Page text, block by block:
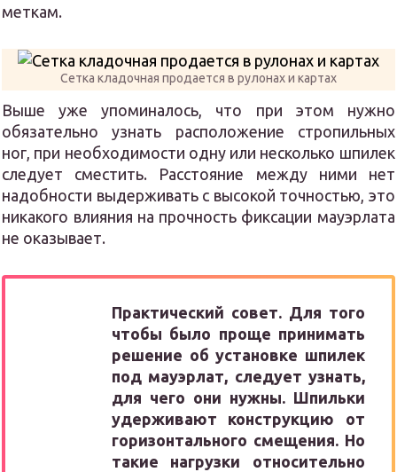
меткам.
Сетка кладочная продается в рулонах и картах
Выше уже упоминалось, что при этом нужно
обязательно узнать расположение стропильных
ног, при необходимости одну или несколько шпилек
следует сместить. Расстояние между ними нет
надобности выдерживать с высокой точностью, это
никакого влияния на прочность фиксации мауэрлата
не оказывает.
Практический совет. Для того
чтобы было проще принимать
решение об установке шпилек
под мауэрлат, следует узнать,
для чего они нужны. Шпильки
удерживают конструкцию от
горизонтального смещения. Но
такие нагрузки относительно